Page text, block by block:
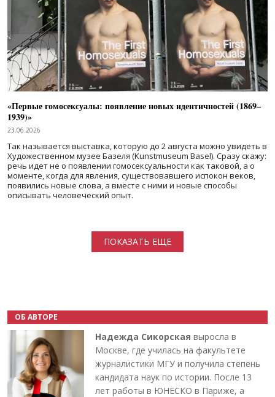
«Первые гомосексуалы: появление новых идентичностей (1869–
1939)»
23.06.2026
Так называется выставка, которую до 2 августа можно увидеть в
Художественном музее Базеля (Kunstmuseum Basel). Сразу скажу:
речь идет не о появлении гомосексуальности как таковой, а о
моменте, когда для явления, существовавшего испокон веков,
появились новые слова, а вместе с ними и новые способы
описывать человеческий опыт.
ПОКАЗАТЬ ЕЩЕ
ОБ АВТОРЕ
Надежда Сикорская выросла в
Москве, где училась на факультете
журналистики МГУ и получила степень
кандидата наук по истории. После 13
лет работы в ЮНЕСКО в Париже, а